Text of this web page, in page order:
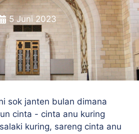
5 Juni 2023
sok janten bulan dimana
cinta - cinta anu kuring
kuring, sareng cinta anu